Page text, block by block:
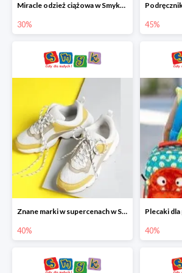
Miracle odzież ciążowa w Smyku co -30%
30% 45%
Znane marki w supercenach w Smyku - buty do -40%
40% 40%